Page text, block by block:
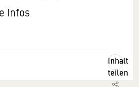
Infos
Inhalt
teilen